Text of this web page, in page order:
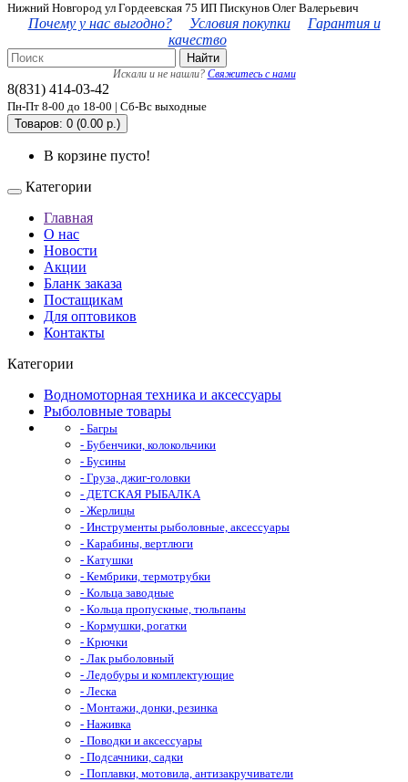
Нижний Новгород ул Гордеевская 75 ИП Пискунов Олег Валерьевич
Почему у нас выгодно? Условия покупки
Гарантия и
качество
Найти
Искали и не нашли? Свяжитесь с нами
8(831) 414-03-42
Пн-Пт 8-00 до 18-00 | Сб-Вс выходные
Товаров: 0 (0.00 р.)
В корзине пусто!
Категории
Главная
О нас
Новости
Акции
Бланк заказа
Постащикам
Для оптовиков
Контакты
Категории
Водномоторная техника и аксессуары
Рыболовные товары
- Багры
- Бубенчики, колокольчики
- Бусины
- Груза, джиг-головки
- ДЕТСКАЯ РЫБАЛКА
- Жерлицы
- Инструменты рыболовные, аксессуары
- Карабины, вертлюги
- Катушки
- Кембрики, термотрубки
- Кольца заводные
- Кольца пропускные, тюльпаны
- Кормушки, рогатки
- Крючки
- Лак рыболовный
- Ледобуры и комплектующие
- Леска
- Монтажи, донки, резинка
- Наживка
- Поводки и аксессуары
- Подсачники, садки
- Поплавки, мотовила, антизакручиватели